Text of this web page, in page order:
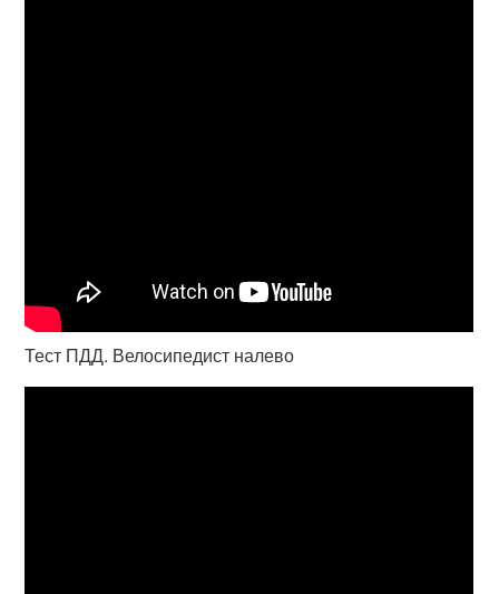
Тест ПДД. Велосипедист налево